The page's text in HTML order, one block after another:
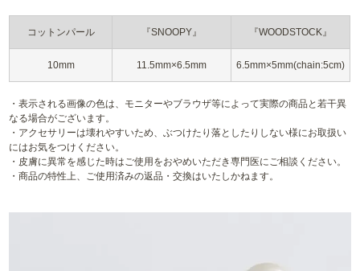
コットンパール 『SNOOPY』 『WOODSTOCK』
10mm 11.5mm×6.5mm 6.5mm×5mm(chain:5cm)
・表示される画像の色は、モニターやブラウザ等によって実際の商品と若干異
なる場合がございます。
・アクセサリーは壊れやすいため、ぶつけたり落としたりしない様にお取扱い
にはお気をつけください。
・皮膚に異常を感じた時はご使用をおやめいただき専門医にご相談ください。
・商品の特性上、ご使用済みの返品・交換はいたしかねます。